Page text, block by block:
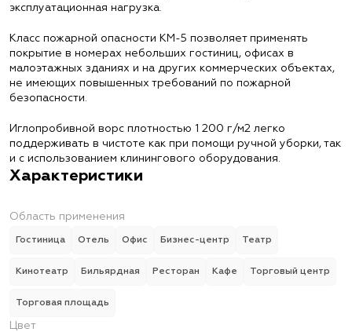
эксплуатационная нагрузка.
Класс пожарной опасности КМ-5 позволяет применять
покрытие в номерах небольших гостиниц, офисах в
малоэтажных зданиях и на других коммерческих объектах,
не имеющих повышенных требований по пожарной
безопасности.
Иглопробивной ворс плотностью 1 200 г/м2 легко
поддерживать в чистоте как при помощи ручной уборки, так
и с использованием клинингового оборудования.
Характеристики
Область применения
Гостиница Отель Офис Бизнес-центр Театр
Кинотеатр Бильярдная Ресторан Кафе Торговый центр
Торговая площадь
Цвет